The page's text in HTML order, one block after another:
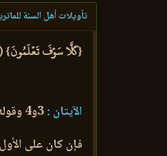
تأويلات أهل السنة
{كَلَّا سَوۡفَ تَعۡلَمُونَ} (3)
الآيتان :
فإن كان على